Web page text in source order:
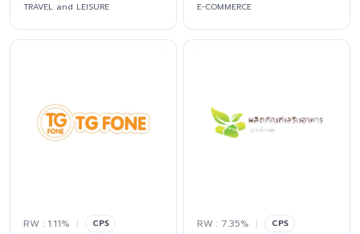
TRAVEL and LEISURE E-COMMERCE
RW : 1.11% | CPS RW : 7.35% | CPS